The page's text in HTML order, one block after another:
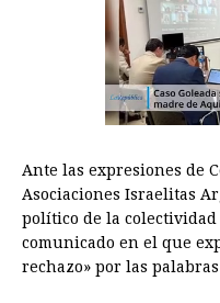
Ante las expresiones de
Asociaciones Israelitas
político de la
comunicado en el que
rechazo» por las